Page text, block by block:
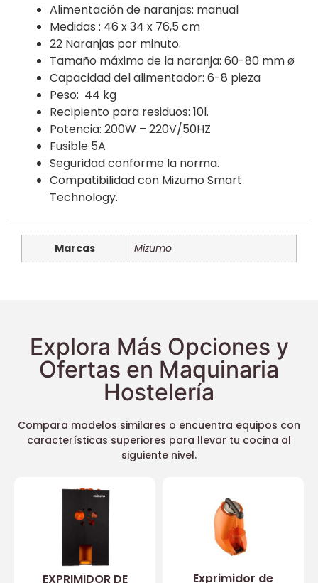
Alimentación de naranjas: manual
Medidas : 46 x 34 x 76,5 cm
22 Naranjas por minuto.
Tamaño máximo de la naranja: 60-80 mm ø
Capacidad del alimentador: 6-8 pieza
Peso: 44 kg
Recipiento para residuos: 10l.
Potencia: 200W – 220V/50HZ
Fusible 5A
Seguridad conforme la norma.
Compatibilidad con Mizumo Smart
Technology.
Marcas Mizumo
Explora Más Opciones y
Ofertas en Maquinaria
Hostelería
Compara modelos similares o encuentra equipos con
características superiores para llevar tu cocina al
siguiente nivel.
EXPRIMIDOR DE Exprimidor de